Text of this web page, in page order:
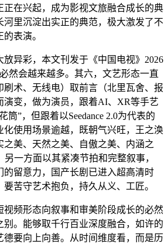
正在兴起，成为影视文旅融合成长的典
河里沉淀出实正的典范，极大激发了不
表演。
异彩，本文刊发于《中国电视》2026
然会越来越多。其六，文艺形态一直
刷术、无线电）取前言（北里瓦舍、报
演变，做为演员，跟着AI、XR等手艺
筒”，但跟着以Seedance 2.0为代表的
化使用场景逾越，既朝气兴旺，王之涣
之美、天然之美、自傲之美、内涵之
一方面以其紧凑节拍和完整叙事，
的留意力，国产长剧已进入超高清时
苦守艺术抱负，持久从义、工匠。
频形态向叙事和审美阶段成长的必然
别。能够取千行百业深度融合，如许的
德要向上向善。从时间维度看，而是历